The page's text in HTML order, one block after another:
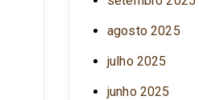
agosto 2025
julho 2025
junho 2025